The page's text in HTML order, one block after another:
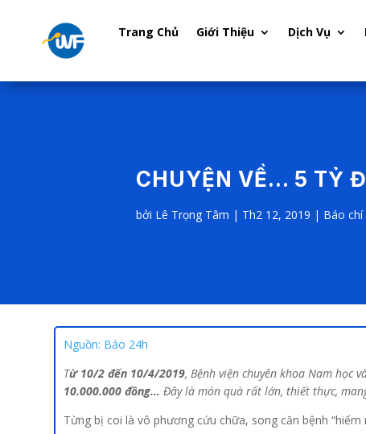
Trang Chủ Giới Thiệu Dịch Vụ
CHUYỆN VỀ… 5 TỶ
bởi Lê Trọng Tâm | Th2 12, 2019 | Báo
Nguồn: Báo 24h
Từ10/2 đến 10/4/2019,Bệnh viện chuyên khoa Nam học
10.000.000 đồng… Đây là món quà rất lớn, thiết thực,
Từng bị coi là vô phương cứu chữa, song căn bệnh